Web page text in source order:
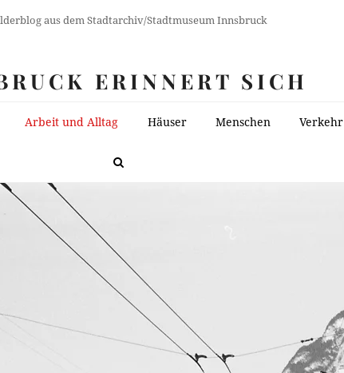
aus dem Stadtarchiv/Stadtmuseum Innsbruck
ERINNERT SICH
Arbeit und Alltag Häuser Menschen Verkehr